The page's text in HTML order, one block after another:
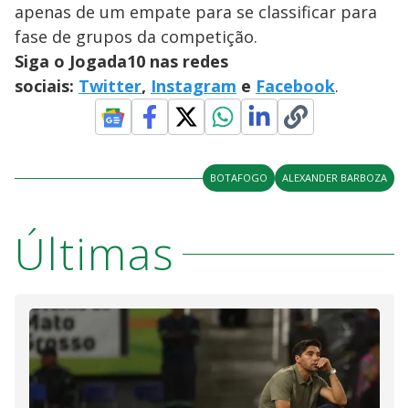
apenas de um empate para se classificar para
fase de grupos da competição.
Siga o Jogada10 nas redes
sociais: Twitter, Instagram e Facebook.
BOTAFOGO ALEXANDER BARBOZA
Últimas